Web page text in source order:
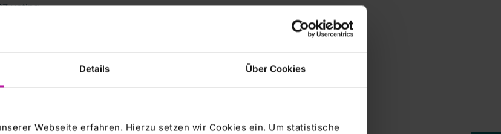
Details Über Cookies
Webseite erfahren. Hierzu setzen wir Cookies ein. Um statistische
voting
1 no.